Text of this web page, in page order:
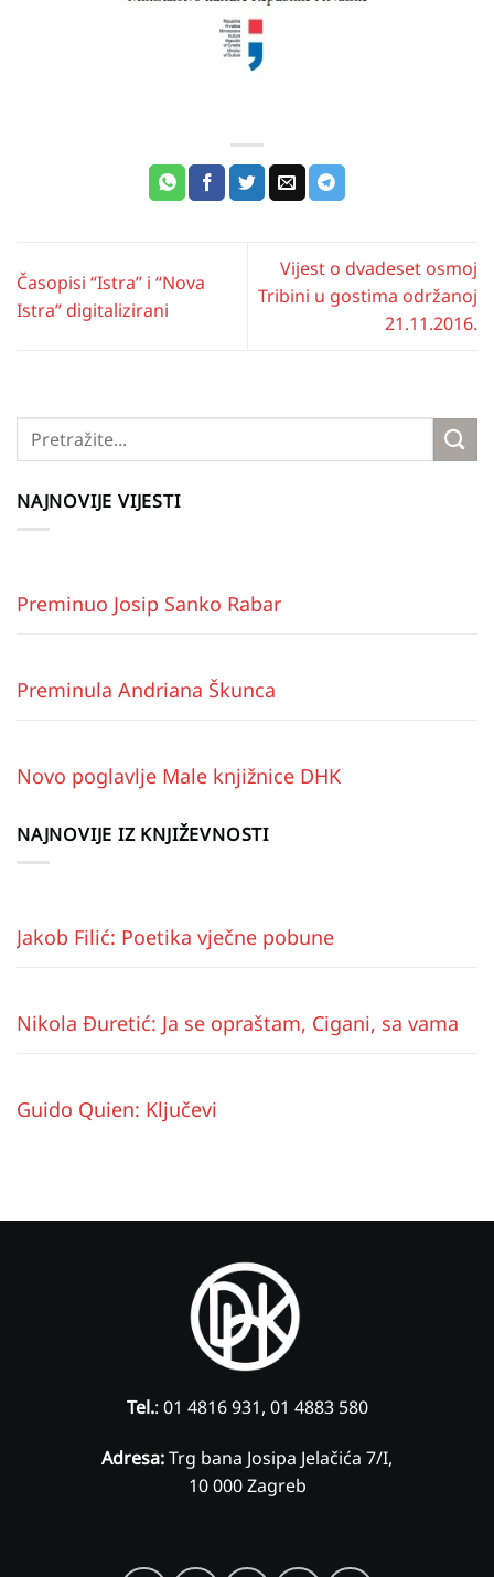
Časopisi “Istra” i “Nova
Istra” digitalizirani
Vijest o dvadeset osmoj
Tribini u gostima održanoj
21.11.2016.
NAJNOVIJE VIJESTI
Preminuo Josip Sanko Rabar
Preminula Andriana Škunca
Novo poglavlje Male knjižnice DHK
NAJNOVIJE IZ KNJIŽEVNOSTI
Jakob Filić: Poetika vječne pobune
Nikola Đuretić: Ja se opraštam, Cigani, sa vama
Guido Quien: Ključevi
Tel.: 01 4816 931, 01 4883 580
Adresa:Trg bana Josipa Jelačića 7/I,
10 000 Zagreb